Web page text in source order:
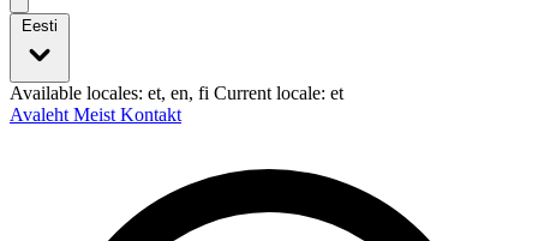
Eesti
Available locales: et, en, fi Current locale: et
Avaleht Meist Kontakt